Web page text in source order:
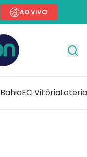
AO VIVO
EC Vitória